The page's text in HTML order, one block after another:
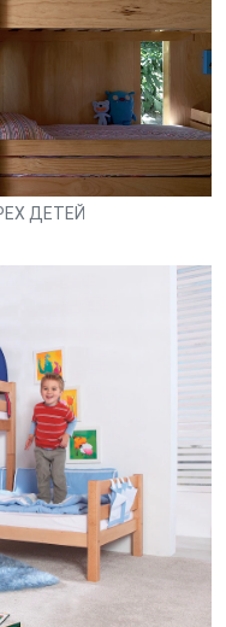
ДЕТЕЙ